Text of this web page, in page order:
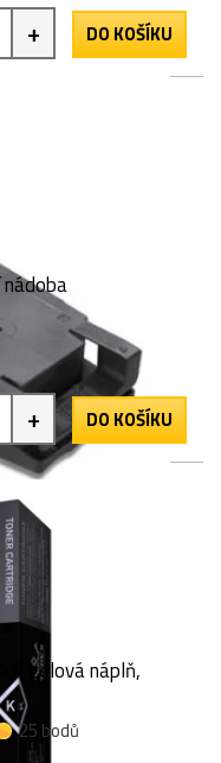
+ DO KOŠÍKU
+ DO KOŠÍKU
gelová náplň,
25 bodů